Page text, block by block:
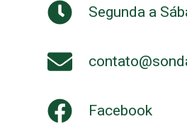
Segunda a
Facebook